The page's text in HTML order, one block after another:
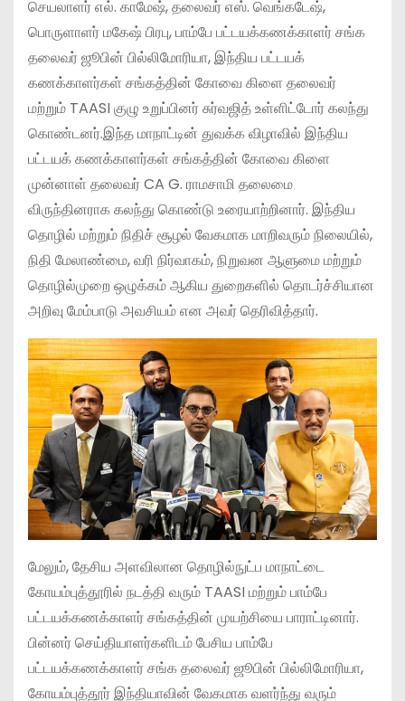
செயலாளர் எல். காமேஷ், தலைவர் எஸ். வெங்கடேஷ்,
பொருளாளர் மகேஷ் பிரபு, பாம்பே பட்டயக்கணக்காளர் சங்க
தலைவர் ஜூபின் பில்லிமோரியா, இந்திய பட்டயக்
கணக்காளர்கள் சங்கத்தின் கோவை கிளை தலைவர்
மற்றும் TAASI குழு உறுப்பினர் சுர்வஜித் உள்ளிட்டோர் கலந்து
கொண்டனர்.இந்த மாநாட்டின் துவக்க விழாவில் இந்திய
பட்டயக் கணக்காளர்கள் சங்கத்தின் கோவை கிளை
முன்னாள் தலைவர் CA G. ராமசாமி தலைமை
விருந்தினராக கலந்து கொண்டு உரையாற்றினார். இந்திய
தொழில் மற்றும் நிதிச் சூழல் வேகமாக மாறிவரும் நிலையில்,
நிதி மேலாண்மை, வரி நிர்வாகம், நிறுவன ஆளுமை மற்றும்
தொழில்முறை ஒழுக்கம் ஆகிய துறைகளில் தொடர்ச்சியான
அறிவு மேம்பாடு அவசியம் என அவர் தெரிவித்தார்.
மேலும், தேசிய அளவிலான தொழில்நுட்ப மாநாட்டை
கோயம்புத்தூரில் நடத்தி வரும் TAASI மற்றும் பாம்பே
பட்டயக்கணக்காளர் சங்கத்தின் முயற்சியை பாராட்டினார்.
பின்னர் செய்தியாளர்களிடம் பேசிய பாம்பே
பட்டயக்கணக்காளர் சங்க தலைவர் ஜூபின் பில்லிமோரியா,
கோயம்புத்தூர் இந்தியாவின் வேகமாக வளர்ந்து வரும்